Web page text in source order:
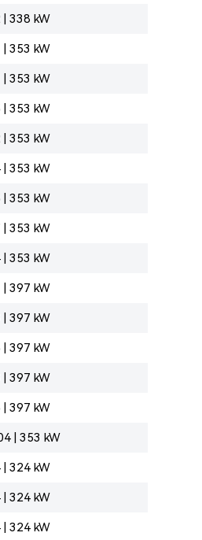
338 kW
353 kW
353 kW
353 kW
353 kW
353 kW
353 kW
353 kW
353 kW
397 kW
397 kW
397 kW
397 kW
397 kW
| 353 kW
324 kW
324 kW
324 kW